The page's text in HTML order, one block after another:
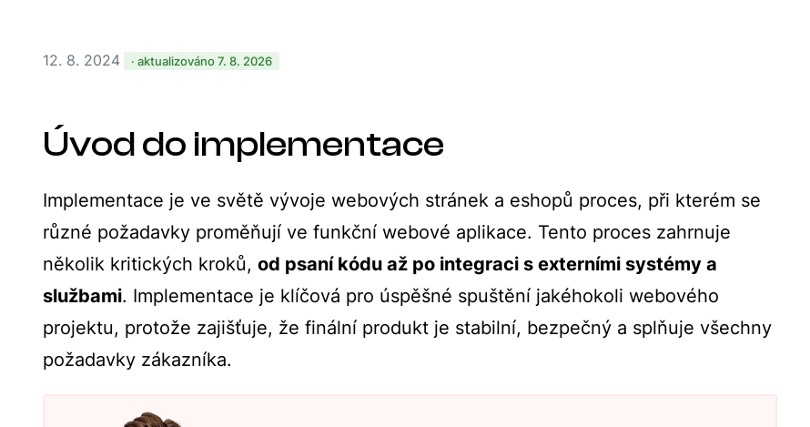
12. 8. 2024 · aktualizováno 7. 8. 2026
Úvod do implementace
Implementace je ve světě vývoje webových stránek a eshopů proces, při kterém se
různé požadavky proměňují ve funkční webové aplikace. Tento proces zahrnuje
několik kritických kroků, od psaní kódu až po integraci s externími systémy a
službami. Implementace je klíčová pro úspěšné spuštění jakéhokoli webového
projektu, protože zajišťuje, že finální produkt je stabilní, bezpečný a splňuje všechny
požadavky zákazníka.